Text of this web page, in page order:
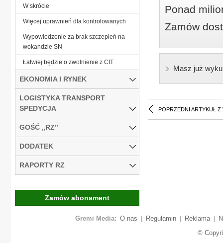
Ponad
Zamów
Masz już
POPRZEDNI ARTYKUŁ Z
W skrócie
Więcej uprawnień dla kontrolowanych
Wypowiedzenie za brak szczepień na
wokandzie SN
Łatwiej będzie o zwolnienie z CIT
EKONOMIA I RYNEK
LOGISTYKA TRANSPORT
SPEDYCJA
GOŚĆ „RZ”
DODATEK
RAPORTY RZ
Zamów abonament
Gremi Media: O nas Regulamin Reklama
©